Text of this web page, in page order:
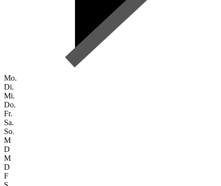
Mo.
Di.
Mi.
Do.
Fr.
Sa.
So.
M
D
M
D
F